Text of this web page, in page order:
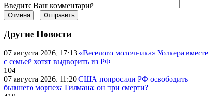
Введите Ваш комментарий
Отмена Отправить
Другие Новости
07 августа 2026, 17:13 «Веселого молочника» Уолкера вместе
с семьей хотят выдворить из РФ
104
07 августа 2026, 11:20 США попросили РФ освободить
бывшего морпеха Гилмана: он при смерти?